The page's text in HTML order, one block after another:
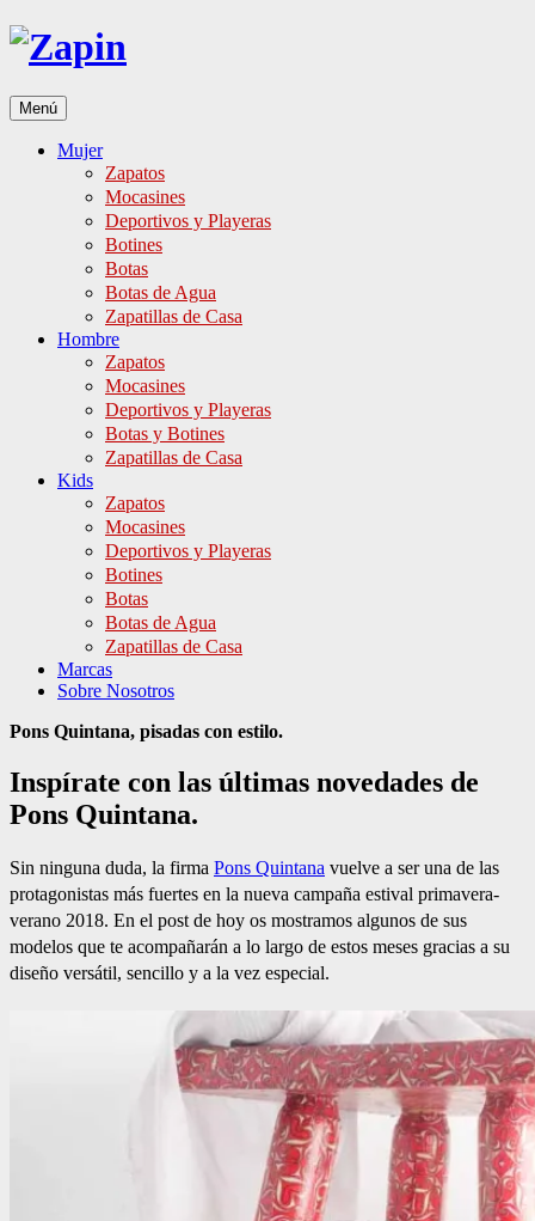
Ir
Menú
Mujer
Zapatos
Mocasines
Deportivos y Playeras
Botines
Botas
Botas de Agua
Zapatillas de Casa
Hombre
Zapatos
Mocasines
Deportivos y Playeras
Botas y Botines
Zapatillas de Casa
Kids
Zapatos
Mocasines
Deportivos y Playeras
Botines
Botas
Botas de Agua
Zapatillas de Casa
Marcas
Sobre Nosotros
Pons Quintana, pisadas con estilo.
Inspírate con las últimas novedades de
Pons Quintana.
Sin ninguna duda, la firma Pons Quintana vuelve a ser una de las
protagonistas más fuertes en la nueva campaña estival primavera-
verano 2018. En el post de hoy os mostramos algunos de sus
modelos que te acompañarán a lo largo de estos meses gracias a su
diseño versátil, sencillo y a la vez especial.